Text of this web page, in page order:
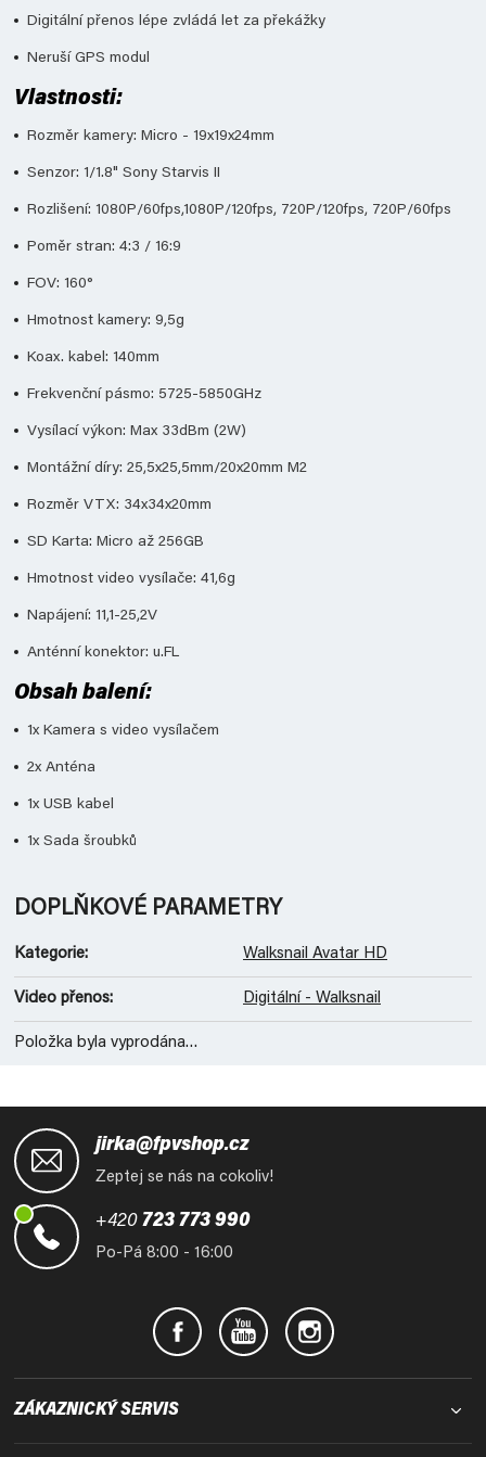
Digitální přenos lépe zvládá let za překážky
Neruší GPS modul
Vlastnosti:
Rozměr kamery: Micro - 19x19x24mm
Senzor: 1/1.8" Sony Starvis II
Rozlišení: 1080P/60fps,1080P/120fps, 720P/120fps, 720P/60fps
Poměr stran: 4:3 / 16:9
FOV: 160°
Hmotnost kamery: 9,5g
Koax. kabel: 140mm
Frekvenční pásmo: 5725-5850GHz
Vysílací výkon: Max 33dBm (2W)
Montážní díry: 25,5x25,5mm/20x20mm M2
Rozměr VTX: 34x34x20mm
SD Karta: Micro až 256GB
Hmotnost video vysílače: 41,6g
Napájení: 11,1-25,2V
Anténní konektor: u.FL
Obsah balení:
1x Kamera s video vysílačem
2x Anténa
1x USB kabel
1x Sada šroubků
DOPLŇKOVÉ PARAMETRY
Kategorie: Walksnail Avatar HD
Video přenos: Digitální - Walksnail
Položka byla vyprodána…
jirka@fpvshop.cz
Zeptej se nás na cokoliv!
+420 723 773 990
Po-Pá 8:00 - 16:00
ZÁKAZNICKÝ SERVIS